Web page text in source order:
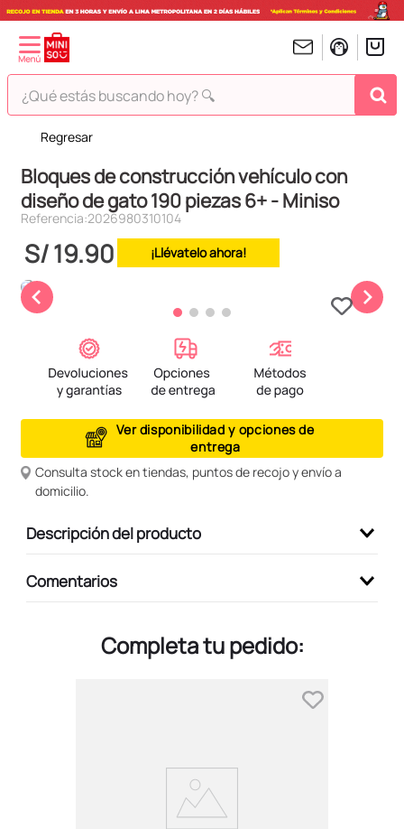
¿Qué estás buscando hoy? 🔍
Regresar
Bloques de construcción vehículo con
diseño de gato 190 piezas 6+ - Miniso
Referencia:2026980310104
S/19.90 ¡Llévatelo ahora!
Ver disponibilidad y opciones de
entrega
Consulta stock en tiendas, puntos de recojo y envío a
domicilio.
Descripción del producto
Comentarios
Completa tu pedido:
TÉRMINOS MÁS BUSCADOS
1.
peluches
2.
hello kitty
4.
chiikawas
.
my melody
tomatodo
stitch
9.
peluche
10. kuromi